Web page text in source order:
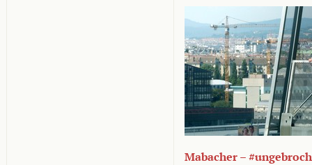
Mabacher –